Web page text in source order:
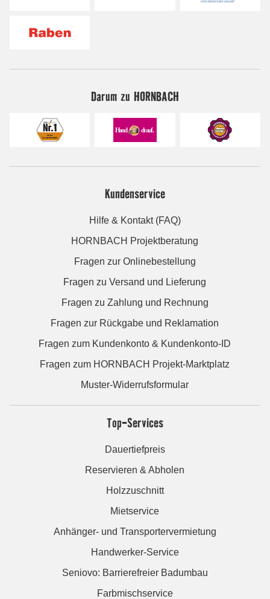
Darum zu HORNBACH
Kundenservice
Hilfe & Kontakt (FAQ)
HORNBACH Projektberatung
Fragen zur Onlinebestellung
Fragen zu Versand und Lieferung
Fragen zu Zahlung und Rechnung
Fragen zur Rückgabe und Reklamation
Fragen zum Kundenkonto & Kundenkonto-ID
Fragen zum HORNBACH Projekt-Marktplatz
Muster-Widerrufsformular
Top-Services
Dauertiefpreis
Reservieren & Abholen
Holzzuschnitt
Mietservice
Anhänger- und Transportervermietung
Handwerker-Service
Seniovo: Barrierefreier Badumbau
Farbmischservice